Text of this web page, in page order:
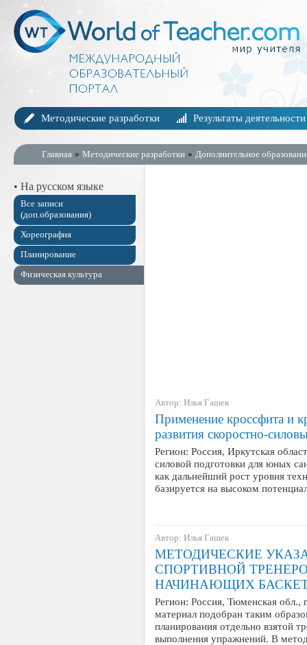
Методические разработки Результаты деятельности
Главная » Методические разработки » Дополнительное
• На русском языке
Все записи
(доп.образования)
Хореография
Планирование
Физическая культура
Автор: Илья Гашек
Применение кроссфита и
развития скоростно-
Регион: Россия, Иркутская
силовой подготовки для юных
как дальнейший рост уровня
базируется на высоком
Автор: Илья Гашек
МЕТОДИЧЕСКИЕ
СПОРТИВНОЙ
НАЧИНАЮЩИХ
Регион: Россия, Тюменская
материал подобран таким
планирования отдельно взятой
выполнения упражнений. В